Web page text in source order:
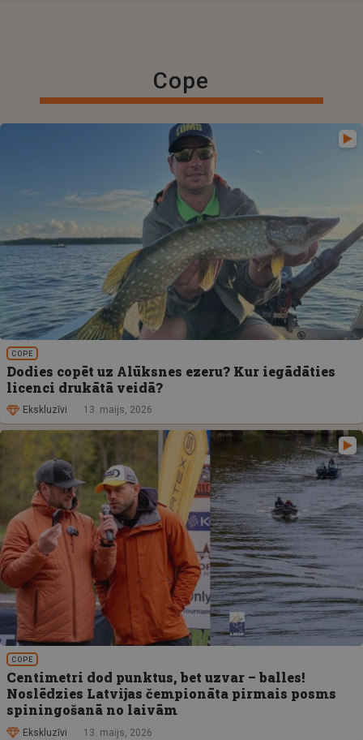
Cope
COPE
Dodies copēt uz Alūksnes ezeru? Kur iegādāties
licenci drukātā veidā?
Ekskluzīvi 13. maijs, 2026
COPE
Centimetri dod punktus, bet uzvar – balles!
Noslēdzies Latvijas čempionāta pirmais posms
spiningošanā no laivām
Ekskluzīvi 13. maijs, 2026